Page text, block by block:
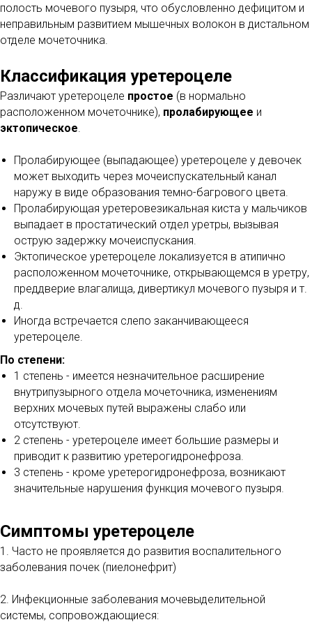
полость мочевого пузыря, что обусловленно дефицитом и
неправильным развитием мышечных волокон в дистальном
отделе мочеточника.
Классификация уретероцеле
Различают уретероцеле простое (в нормально
расположенном мочеточнике), пролабирующее и
эктопическое.
Пролабирующее (выпадающее) уретероцеле у девочек
может выходить через мочеиспускательный канал
наружу в виде образования темно-багрового цвета.
Пролабирующая уретеровезикальная киста у мальчиков
выпадает в простатический отдел уретры, вызывая
острую задержку мочеиспускания.
Эктопическое уретероцеле локализуется в атипично
расположенном мочеточнике, открывающемся в уретру,
преддверие влагалища, дивертикул мочевого пузыря и т.
д.
Иногда встречается слепо заканчивающееся
уретероцеле.
По степени:
1 степень - имеется незначительное расширение
внутрипузырного отдела мочеточника, изменениям
верхних мочевых путей выражены слабо или
отсутствуют.
2 степень - уретероцеле имеет большие размеры и
приводит к развитию уретерогидронефроза.
3 степень - кроме уретерогидронефроза, возникают
значительные нарушения функция мочевого пузыря.
Симптомы уретероцеле
1. Часто не проявляется до развития воспалительного
заболевания почек (пиелонефрит)
2. Инфекционные заболевания мочевыделительной
системы, сопровождающиеся: